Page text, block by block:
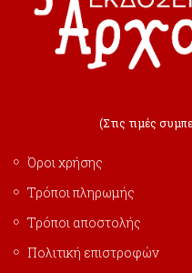
(Στις τιμές
Όροι χρήσης
Τρόποι πληρωμής
Τρόποι αποστολής
Πολιτική επιστροφών